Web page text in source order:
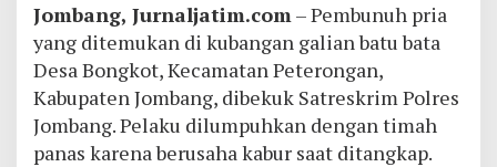
Jombang, Jurnaljatim.com– Pembunuh pria
yang ditemukan di kubangan galian batu bata
Desa Bongkot, Kecamatan Peterongan,
Kabupaten Jombang, dibekuk Satreskrim Polres
Jombang. Pelaku dilumpuhkan dengan timah
panas karena berusaha kabur saat ditangkap.